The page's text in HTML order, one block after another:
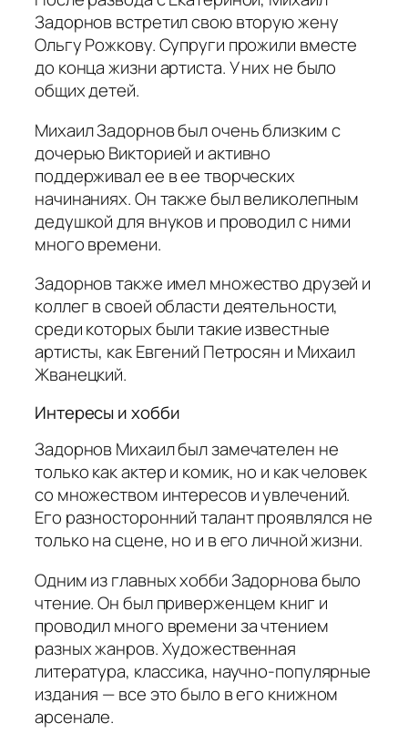
Задорнов встретил свою вторую жену
Ольгу Рожкову. Супруги прожили вместе
до конца жизни артиста. У них не было
общих детей.
Михаил Задорнов был очень близким с
дочерью Викторией и активно
поддерживал ее в ее творческих
начинаниях. Он также был великолепным
дедушкой для внуков и проводил с ними
много времени.
Задорнов также имел множество друзей и
коллег в своей области деятельности,
среди которых были такие известные
артисты, как Евгений Петросян и Михаил
Жванецкий.
Интересы и хобби
Задорнов Михаил был замечателен не
только как актер и комик, но и как человек
со множеством интересов и увлечений.
Его разносторонний талант проявлялся не
только на сцене, но и в его личной жизни.
Одним из главных хобби Задорнова было
чтение. Он был приверженцем книг и
проводил много времени за чтением
разных жанров. Художественная
литература, классика, научно-популярные
издания — все это было в его книжном
арсенале.